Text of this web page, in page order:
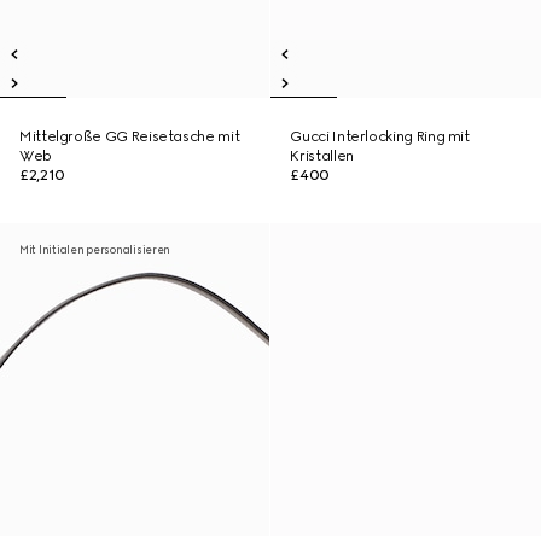
Mittelgroße GG Reisetasche mit
Web
£2,210
Gucci Interlocking Ring mit
Kristallen
£400
Mit Initialen personalisieren